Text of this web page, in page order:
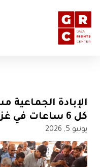
الإبادة
كل 6 ساعات في غزة جراء هجمات إسرائيل
يونيو 5, 2026